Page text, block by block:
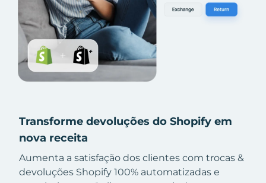
Transforme devoluções do Shopify em
nova receita
Aumenta a satisfação dos clientes com trocas &
devoluções Shopify 100% automatizadas e